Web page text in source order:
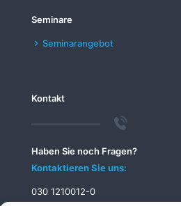
Seminare
Seminarangebot
Kontakt
Haben Sie noch Fragen?
Kontaktieren Sie uns:
030 1210012-0